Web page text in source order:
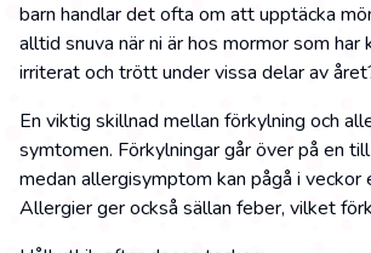
barn handlar det ofta om att upptäcka
alltid snuva när ni är hos mormor som
irriterat och trött under vissa delar av
En viktig skillnad mellan förkylning och
symtomen. Förkylningar går över på en
medan allergisymptom kan pågå i veckor
Allergier ger också sällan feber, vilket